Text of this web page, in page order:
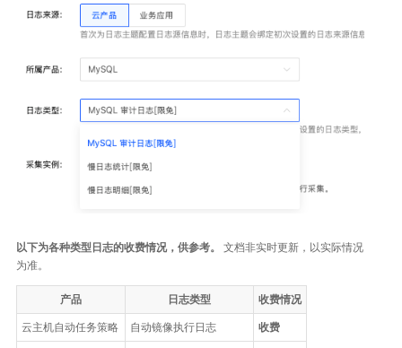
以下为各种类型日志的收费情况，供参考。
文档非实时更新，以实际情况
为准。
产品 日志类型 收费情况
云主机自动任务策略 自动镜像执行日志 收费